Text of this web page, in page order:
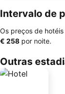
Intervalo de
Os preços de
‎€ 258 por noite.
Outras